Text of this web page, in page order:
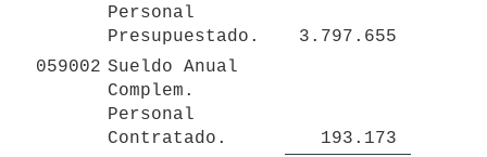
Personal
Presupuestado.
3.797.655
059002 Sueldo Anual
Complem.
Personal
Contratado.
193.173